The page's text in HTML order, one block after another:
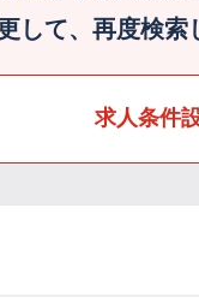
して、再度検索
求人条件